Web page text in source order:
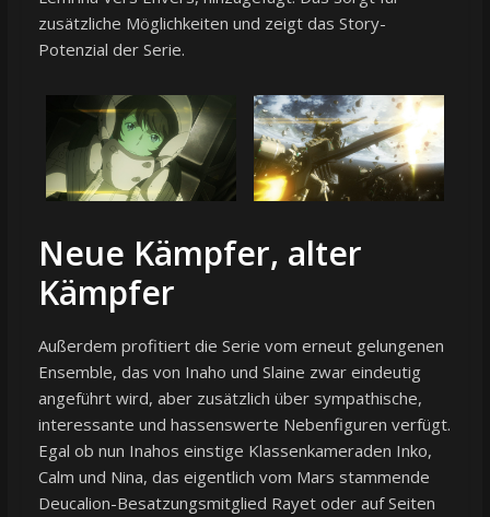
zusätzliche Möglichkeiten und zeigt das Story-
Potenzial der Serie.
Neue Kämpfer, alter
Kämpfer
Außerdem profitiert die Serie vom erneut gelungenen
Ensemble, das von Inaho und Slaine zwar eindeutig
angeführt wird, aber zusätzlich über sympathische,
interessante und hassenswerte Nebenfiguren verfügt.
Egal ob nun Inahos einstige Klassenkameraden Inko,
Calm und Nina, das eigentlich vom Mars stammende
Deucalion-Besatzungsmitglied Rayet oder auf Seiten